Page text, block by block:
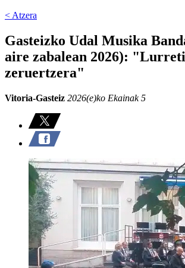
< Atzera
Gasteizko Udal Musika
aire zabalean 2026):
zeruertzera"
Vitoria-Gasteiz 2026(e)ko Ekainak 5